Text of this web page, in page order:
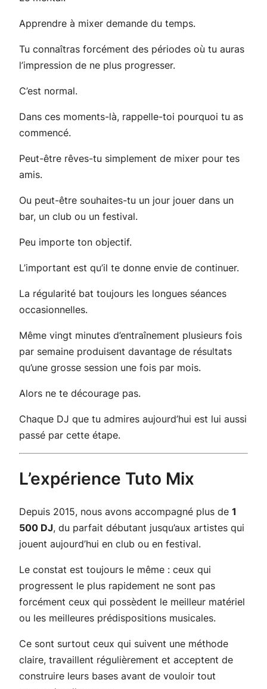
Apprendre à mixer demande du temps.
Tu connaîtras forcément des périodes où tu auras
l’impression de ne plus progresser.
C’est normal.
Dans ces moments-là, rappelle-toi pourquoi tu as
commencé.
Peut-être rêves-tu simplement de mixer pour tes
amis.
Ou peut-être souhaites-tu un jour jouer dans un
bar, un club ou un festival.
Peu importe ton objectif.
L’important est qu’il te donne envie de continuer.
La régularité bat toujours les longues séances
occasionnelles.
Même vingt minutes d’entraînement plusieurs fois
par semaine produisent davantage de résultats
qu’une grosse session une fois par mois.
Alors ne te décourage pas.
Chaque DJ que tu admires aujourd’hui est lui aussi
passé par cette étape.
L’expérience Tuto Mix
Depuis 2015, nous avons accompagné plus de 1
500 DJ, du parfait débutant jusqu’aux artistes qui
jouent aujourd’hui en club ou en festival.
Le constat est toujours le même : ceux qui
progressent le plus rapidement ne sont pas
forcément ceux qui possèdent le meilleur matériel
ou les meilleures prédispositions musicales.
Ce sont surtout ceux qui suivent une méthode
claire, travaillent régulièrement et acceptent de
construire leurs bases avant de vouloir tout